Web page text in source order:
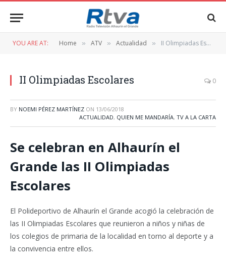
YOU ARE AT: Home » ATV » Actualidad » II Olimpiadas Escolares
II Olimpiadas Escolares 0
BY NOEMI PÉREZ MARTÍNEZ ON 13/06/2018
ACTUALIDAD, QUIEN ME MANDARÍA, TV A LA CARTA
Se celebran en Alhaurín el
Grande las II Olimpiadas
Escolares
El Polideportivo de Alhaurín el Grande acogió la celebración de
las II Olimpiadas Escolares que reunieron a niños y niñas de
los colegios de primaria de la localidad en torno al deporte y a
la convivencia entre ellos.